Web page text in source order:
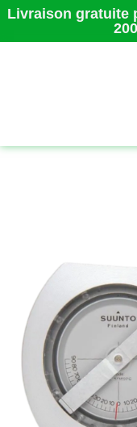
Livraison gratuite